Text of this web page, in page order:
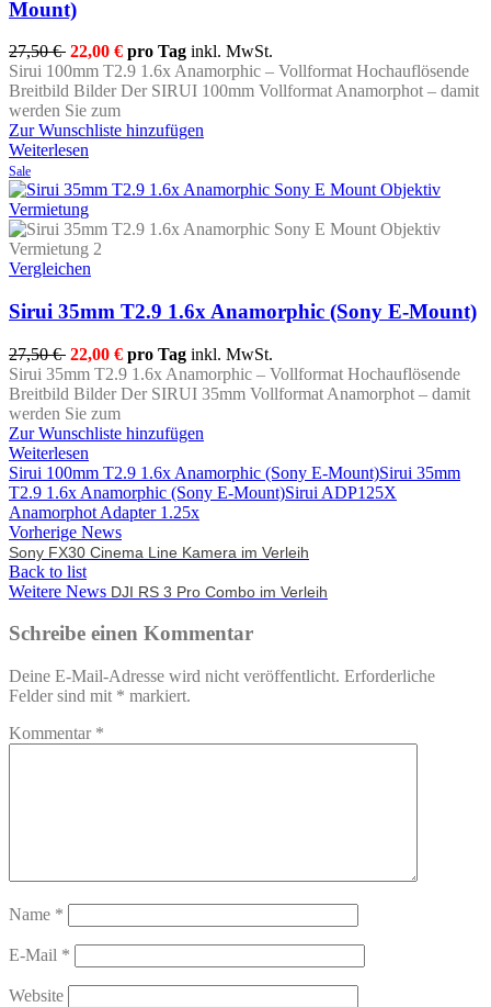
Mount)
27,50 € 22,00 € pro Tag inkl. MwSt.
Sirui 100mm T2.9 1.6x Anamorphic – Vollformat Hochauflösende
Breitbild Bilder Der SIRUI 100mm Vollformat Anamorphot – damit
werden Sie zum
Zur Wunschliste hinzufügen
Weiterlesen
Sale
Vergleichen
Sirui 35mm T2.9 1.6x Anamorphic (Sony E-Mount)
27,50 € 22,00 € pro Tag inkl. MwSt.
Sirui 35mm T2.9 1.6x Anamorphic – Vollformat Hochauflösende
Breitbild Bilder Der SIRUI 35mm Vollformat Anamorphot – damit
werden Sie zum
Zur Wunschliste hinzufügen
Weiterlesen
Sirui 100mm T2.9 1.6x Anamorphic (Sony E-Mount)Sirui 35mm
T2.9 1.6x Anamorphic (Sony E-Mount)Sirui ADP125X
Anamorphot Adapter 1.25x
Vorherige News
Sony FX30 Cinema Line Kamera im Verleih
Back to list
Weitere News DJI RS 3 Pro Combo im Verleih
Schreibe einen Kommentar
Deine E-Mail-Adresse wird nicht veröffentlicht. Erforderliche
Felder sind mit * markiert.
Kommentar *
Name *
E-Mail *
Website